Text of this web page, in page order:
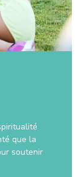
que la
soutenir